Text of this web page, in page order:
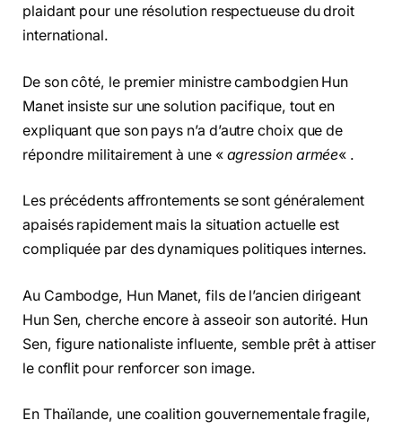
plaidant pour une résolution respectueuse du droit
international.
De son côté, le premier ministre cambodgien Hun
Manet insiste sur une solution pacifique, tout en
expliquant que son pays n’a d’autre choix que de
répondre militairement à une « agression armée« .
Les précédents affrontements se sont généralement
apaisés rapidement mais la situation actuelle est
compliquée par des dynamiques politiques internes.
Au Cambodge, Hun Manet, fils de l’ancien dirigeant
Hun Sen, cherche encore à asseoir son autorité. Hun
Sen, figure nationaliste influente, semble prêt à attiser
le conflit pour renforcer son image.
En Thaïlande, une coalition gouvernementale fragile,